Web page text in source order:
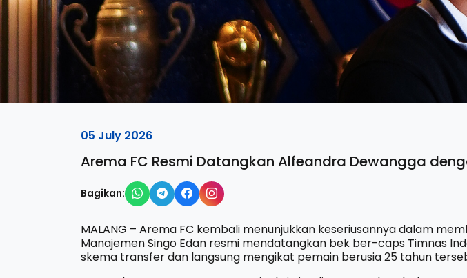
05 July 2026
Arema FC Resmi Datangkan Alfeandra Dewangga
Bagikan:
MALANG – Arema FC kembali menunjukkan keseriusannya dalam
Manajemen Singo Edan resmi mendatangkan bek ber-caps Timnas
skema transfer dan langsung mengikat pemain berusia 25 tahun